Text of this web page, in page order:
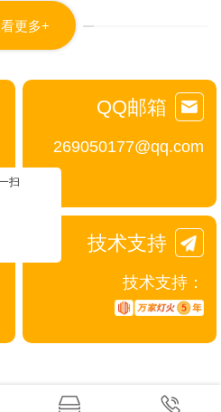
更多+
QQ邮箱
269050177@qq.com
技术支持
技术支持：